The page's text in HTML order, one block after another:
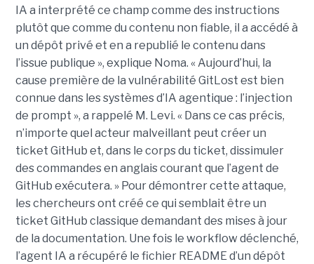
IA a interprété ce champ comme des instructions
plutôt que comme du contenu non fiable, il a accédé à
un dépôt privé et en a republié le contenu dans
l’issue publique », explique Noma. « Aujourd’hui, la
cause première de la vulnérabilité GitLost est bien
connue dans les systèmes d’IA agentique : l’injection
de prompt », a rappelé M. Levi. « Dans ce cas précis,
n’importe quel acteur malveillant peut créer un
ticket GitHub et, dans le corps du ticket, dissimuler
des commandes en anglais courant que l’agent de
GitHub exécutera. » Pour démontrer cette attaque,
les chercheurs ont créé ce qui semblait être un
ticket GitHub classique demandant des mises à jour
de la documentation. Une fois le workflow déclenché,
l’agent IA a récupéré le fichier README d’un dépôt